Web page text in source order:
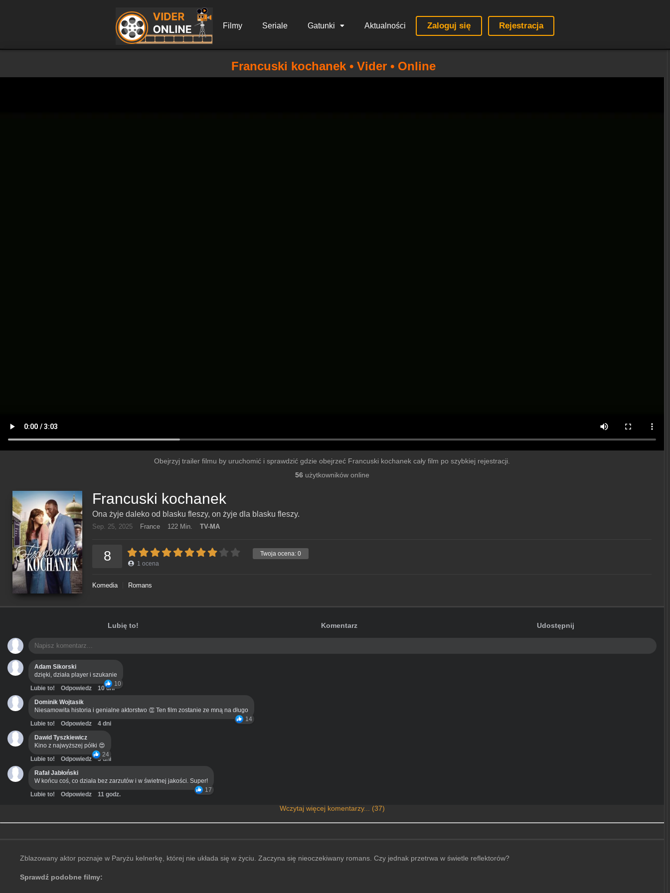
Filmy Seriale Gatunki Aktualności Zaloguj się Rejestracja
Francuski kochanek • Vider • Online
Obejrzyj trailer filmu by uruchomić i sprawdzić gdzie obejrzeć Francuski kochanek cały film po szybkiej rejestracji.
56użytkowników online
Francuski kochanek
Ona żyje daleko od blasku fleszy, on żyje dla blasku fleszy.
Sep. 25, 2025 France 122 Min. TV-MA
Twoja ocena: 0
8 1 ocena
Komedia Romans
Lubię to! Komentarz Udostępnij
Adam Sikorski
dzięki, działa player i szukanie
10
Lubie to! Odpowiedz
10 dni
Dominik Wojtasik
Niesamowita historia i genialne aktorstwo 👏 Ten film zostanie ze mną na długo
14
Lubie to! Odpowiedz
4 dni
Dawid Tyszkiewicz
Kino z najwyższej półki 😍
24
Lubie to! Odpowiedz
3 dni
Rafał Jabłoński
W końcu coś, co działa bez zarzutów i w świetnej jakości. Super!
17
Lubie to! Odpowiedz 11 godz.
Wczytaj więcej komentarzy... (37)
Zblazowany aktor poznaje w Paryżu kelnerkę, której nie układa się w życiu. Zaczyna się nieoczekiwany romans. Czy jednak przetrwa w świetle reflektorów?
Sprawdź podobne filmy: